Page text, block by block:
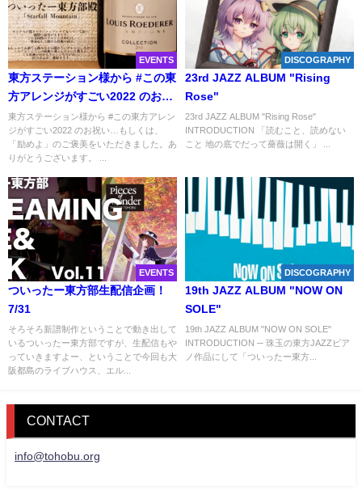
EVENTS
東方ステーション様から #この東
方アレンジがすごい2022 のお祝
いをいただきました。
東方ステーション様から #この東方アレン
ジがすごい2022 のお祝い…もしくは、
「励めよ」のご褒美をいただきました。あ
りがとうございます。 ...
DISCOGRAPHY
23rd JAZZ ALBUM "Rising
Rose"
23rd JAZZ ALBUM "Rising Rose"
INTRODUCTION 「読むこと、読めない
こと 地の底でだって薔薇は開く」 ...
EVENTS
ついったー東方部生配信企画！
7/31
そろそろ新譜制作ということで動き出して
いるついったー東方部ですが、生配信もや
っていきますよー、ということで今回も大
阪都島のライブハウス、エル...
DISCOGRAPHY
19th JAZZ ALBUM "NOW ON
SOLE"
19th JAZZ ALBUM "NOW ON SOLE"
INTRODUCTION ─ 珠玉の東方JAZZピア
ノ作品にして「ついったー東方...
CONTACT
info@tohobu.org